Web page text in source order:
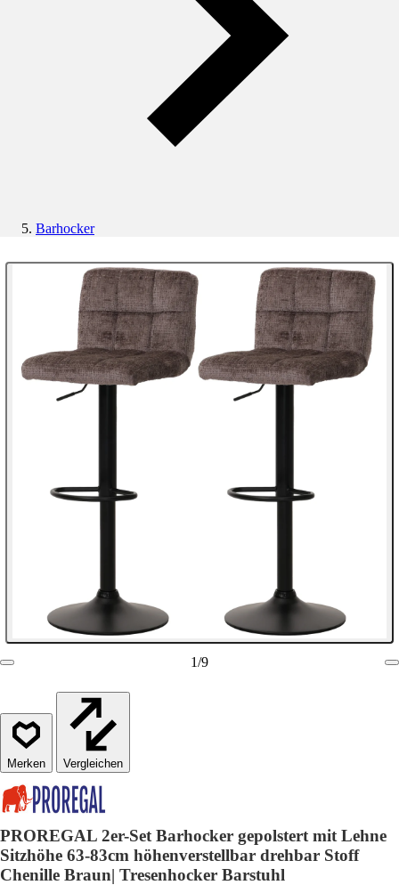
Barhocker
1/9
Vergleichen
PROREGAL 2er-Set Barhocker gepolstert mit Lehne
Sitzhöhe 63-83cm höhenverstellbar drehbar Stoff
Chenille Braun| Tresenhocker Barstuhl